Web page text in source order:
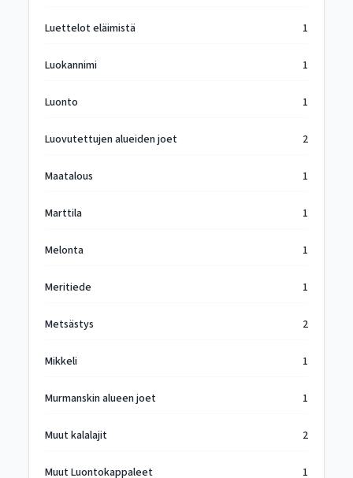
Luettelot eläimistä 1
Luokannimi 1
Luonto 1
Luovutettujen alueiden joet 2
Maatalous 1
Marttila 1
Melonta 1
Meritiede 1
Metsästys 2
Mikkeli 1
Murmanskin alueen joet 1
Muut kalalajit 2
Muut Luontokappaleet 1